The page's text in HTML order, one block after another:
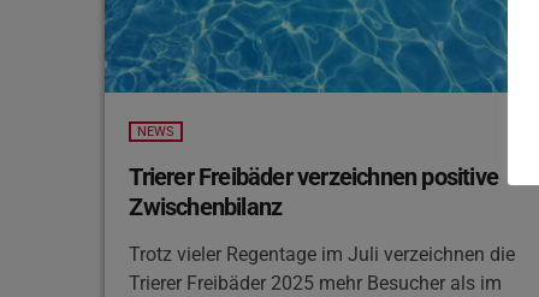
NEWS
Trierer Freibäder verzeichnen positive
Zwischenbilanz
Trotz vieler Regentage im Juli verzeichnen die
Trierer Freibäder 2025 mehr Besucher als im